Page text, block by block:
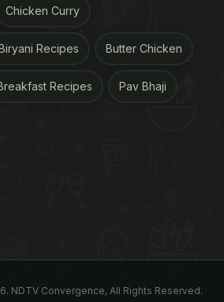
Chicken Curry
Recipes Butter Chicken
Recipes Pav Bhaji
NDTV Convergence, All Rights Reserved.